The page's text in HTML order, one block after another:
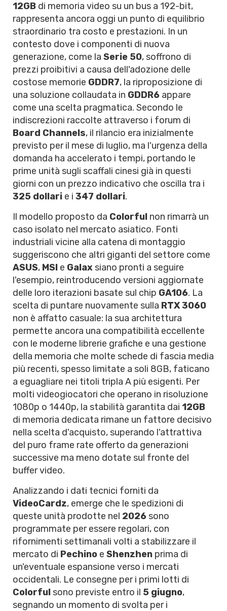
12GB di memoria video su un bus a 192-bit,
rappresenta ancora oggi un punto di equilibrio
straordinario tra costo e prestazioni. In un
contesto dove i componenti di nuova
generazione, come la Serie 50, soffrono di
prezzi proibitivi a causa dell'adozione delle
costose memorie GDDR7, la riproposizione di
una soluzione collaudata in GDDR6 appare
come una scelta pragmatica. Secondo le
indiscrezioni raccolte attraverso i forum di
Board Channels, il rilancio era inizialmente
previsto per il mese di luglio, ma l'urgenza della
domanda ha accelerato i tempi, portando le
prime unità sugli scaffali cinesi già in questi
giorni con un prezzo indicativo che oscilla tra i
325 dollari e i 347 dollari.
Il modello proposto da Colorful non rimarrà un
caso isolato nel mercato asiatico. Fonti
industriali vicine alla catena di montaggio
suggeriscono che altri giganti del settore come
ASUS, MSI e Galax siano pronti a seguire
l'esempio, reintroducendo versioni aggiornate
delle loro iterazioni basate sul chip GA106. La
scelta di puntare nuovamente sulla RTX 3060
non è affatto casuale: la sua architettura
permette ancora una compatibilità eccellente
con le moderne librerie grafiche e una gestione
della memoria che molte schede di fascia media
più recenti, spesso limitate a soli 8GB, faticano
a eguagliare nei titoli tripla A più esigenti. Per
molti videogiocatori che operano in risoluzione
1080p o 1440p, la stabilità garantita dai 12GB
di memoria dedicata rimane un fattore decisivo
nella scelta d'acquisto, superando l'attrattiva
del puro frame rate offerto da generazioni
successive ma meno dotate sul fronte del
buffer video.
Analizzando i dati tecnici forniti da
VideoCardz, emerge che le spedizioni di
queste unità prodotte nel 2026 sono
programmate per essere regolari, con
rifornimenti settimanali volti a stabilizzare il
mercato di Pechino e Shenzhen prima di
un'eventuale espansione verso i mercati
occidentali. Le consegne per i primi lotti di
Colorful sono previste entro il 5 giugno,
segnando un momento di svolta per i